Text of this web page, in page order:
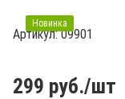
л
г
Новинка
Артикул:09901
299 руб./шт